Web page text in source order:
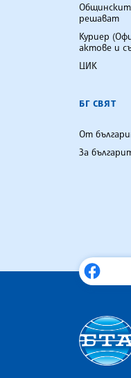
решават
Куриер
актове и
ЦИК
БГ СВЯТ
От
За